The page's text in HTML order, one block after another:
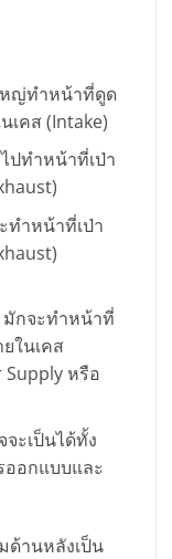
ญ่ทำหน้าที่ดูด
เคส (Intake)
ปทำหน้าที่เป่า
ำหน้าที่เป่า
กจะทำหน้าที่
ในเคส
Supply หรือ
ะเป็นได้ทั้ง
ออกแบบและ
ด้านหลังเป็น